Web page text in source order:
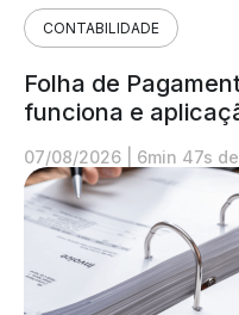
CONTABILIDADE
Folha de
funciona e
07/08/2026 6min 47s